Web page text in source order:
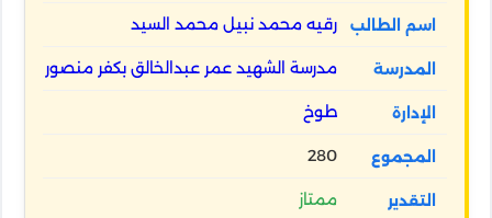
رقيه محمد نبيل محمد السيد
مدرسة الشهيد عمر عبدالخالق بكفر منصور
طوخ
280
ممتاز